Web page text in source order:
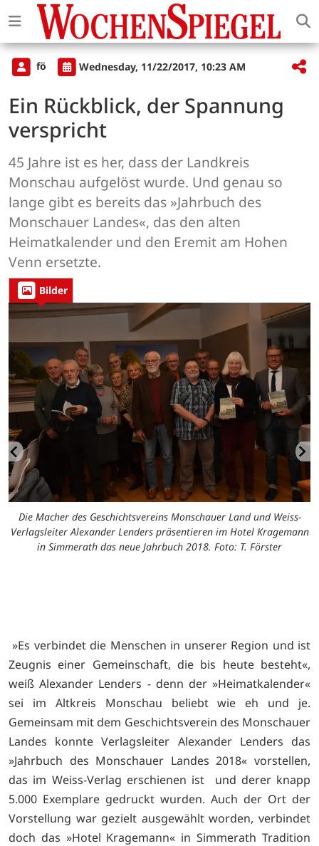
fö Wednesday, 11/22/2017, 10:23 AM
Ein Rückblick, der Spannung
verspricht
45 Jahre ist es her, dass der Landkreis
Monschau aufgelöst wurde. Und genau so
lange gibt es bereits das »Jahrbuch des
Monschauer Landes«, das den alten
Heimatkalender und den Eremit am Hohen
Venn ersetzte.
Bilder
Die Macher des Geschichtsvereins Monschauer Land und Weiss-
Verlagsleiter Alexander Lenders präsentieren im Hotel Kragemann
in Simmerath das neue Jahrbuch 2018. Foto: T. Förster
»Es verbindet die Menschen in unserer Region und ist
Zeugnis einer Gemeinschaft, die bis heute besteht«,
weiß Alexander Lenders - denn der »Heimatkalender«
sei im Altkreis Monschau beliebt wie eh und je.
Gemeinsam mit dem Geschichtsverein des Monschauer
Landes konnte Verlagsleiter Alexander Lenders das
»Jahrbuch des Monschauer Landes 2018« vorstellen,
das im Weiss-Verlag erschienen ist und derer knapp
5.000 Exemplare gedruckt wurden. Auch der Ort der
Vorstellung war gezielt ausgewählt worden, verbindet
doch das »Hotel Kragemann« in Simmerath Tradition